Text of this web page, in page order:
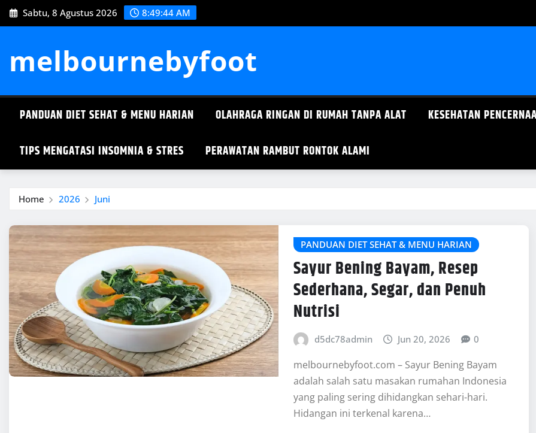
Skip
to
Sabtu, 8 Agustus 2026 8:49:45 AM
melbournebyfoot
PANDUAN DIET SEHAT & MENU HARIAN OLAHRAGA RINGAN DI RUMAH TANPA ALAT KESEHATAN
TIPS MENGATASI INSOMNIA & STRES PERAWATAN RAMBUT RONTOK ALAMI
Home 2026 Juni
PANDUAN DIET SEHAT & MENU HARIAN
Sayur Bening Bayam, Resep
Sederhana, Segar, dan Penuh
Nutrisi
d5dc78admin Jun 20, 2026 0
melbournebyfoot.com – Sayur Bening Bayam
adalah salah satu masakan rumahan Indonesia
yang paling sering dihidangkan sehari-hari.
Hidangan ini terkenal karena…